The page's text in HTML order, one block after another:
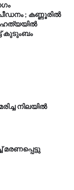
; കണ്ണൂരിൽ
കുടുംബം
നിലയിൽ
മരണപ്പെട്ടു